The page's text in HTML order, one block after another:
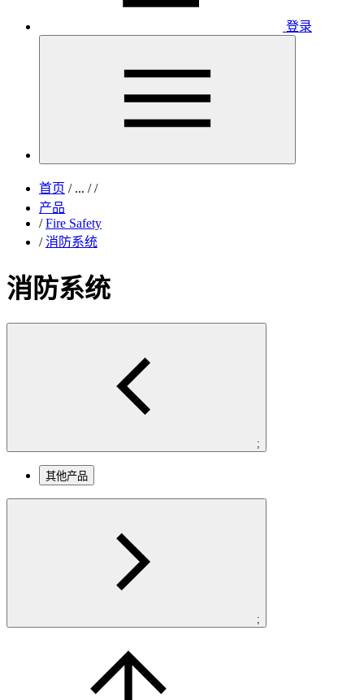
登录
首页 /... / /
产品
/ Fire Safety
/ 消防系统
消防系统
;
其他产品
;